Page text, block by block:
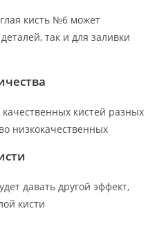
кисть №6 может
так и для заливки
кистей разных
низкокачественных
давать другой эффект,
кисти